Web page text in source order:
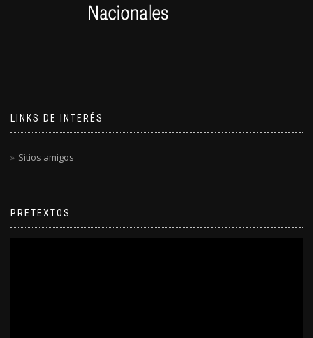
LINKS DE INTERÉS
Sitios amigos
PRETEXTOS